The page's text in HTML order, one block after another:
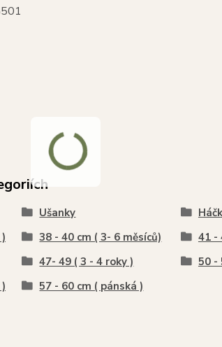
Ušanky
38 - 40 cm ( 3- 6 měsíců) 41 -
47- 49 ( 3 - 4 roky ) 50 -
57 - 60 cm ( pánská )